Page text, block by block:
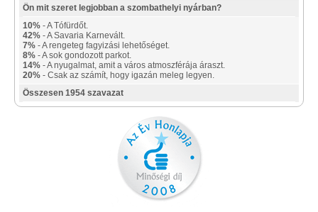
Ön mit szeret legjobban a szombathelyi nyárban?
10% - A Tófürdőt.
42% - A Savaria Karnevált.
7% - A rengeteg fagyizási lehetőséget.
8% - A sok gondozott parkot.
14% - A nyugalmat, amit a város atmoszférája áraszt.
20% - Csak az számít, hogy igazán meleg legyen.
Összesen 1954 szavazat